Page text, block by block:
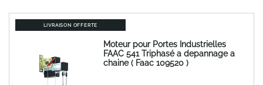
LIVRAISON OFFERTE
Moteur pour Portes Industrielles
FAAC 541 Triphasé a depannage a
chaine ( Faac 109520 )